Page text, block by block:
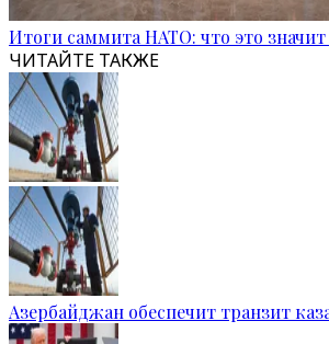
Итоги саммита НАТО: что это
ЧИТАЙТЕ ТАКЖЕ
Азербайджан обеспечит транзит